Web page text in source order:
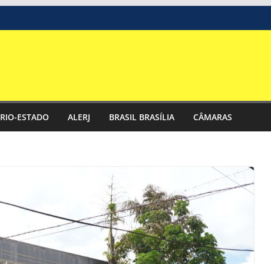
RIO-ESTADO ALERJ BRASIL BRASÍLIA CÂMARAS